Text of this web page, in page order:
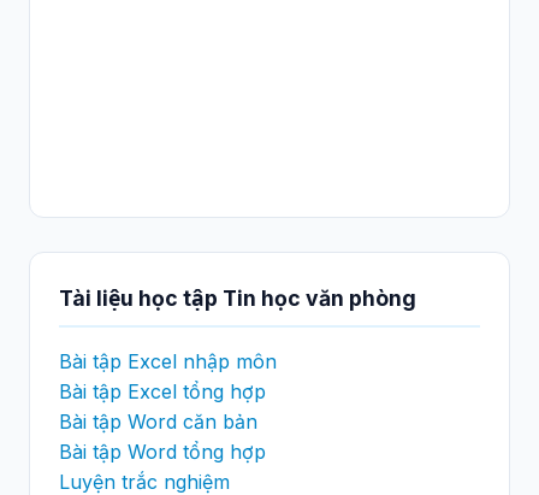
Tài liệu học tập Tin học văn phòng
Bài tập Excel nhập môn
Bài tập Excel tổng hợp
Bài tập Word căn bản
Bài tập Word tổng hợp
Luyện trắc nghiệm